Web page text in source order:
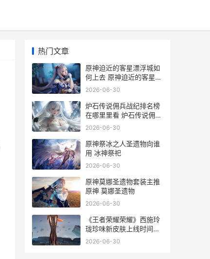
热门文章
原神迫近的客星漂浮城如
何上去 原神迫近的客星任
务怎么上岛
2026-06-30
炉石传说佣兵战纪排名榜
在哪里里看 炉石传说佣兵
战纪卡德加任务14
2026-06-30
原神祭冰之人圣遗物向谁
用 冰神祭祀
2026-06-30
原神莫娜圣遗物套装主推
原神 莫娜圣遗物
2026-06-30
《王者荣耀荣耀》西施玲
珑珍味新皮肤上线时间说
明 王者荣耀荣耀称号在哪
2026-06-30